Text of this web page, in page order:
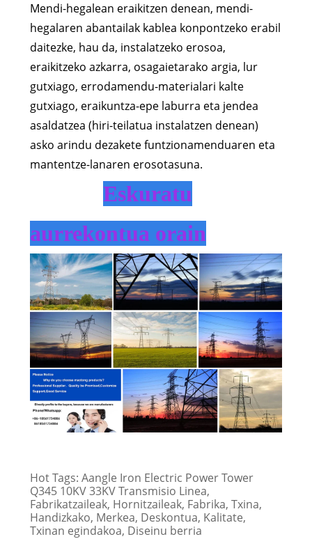
Mendi-hegalean eraikitzen denean, mendi-
hegalaren abantailak kablea konpontzeko erabil
daitezke, hau da, instalatzeko erosoa,
eraikitzeko azkarra, osagaietarako argia, lur
gutxiago, errodamendu-materialari kalte
gutxiago, eraikuntza-epe laburra eta jendea
asaldatzea (hiri-teilatua instalatzen denean)
asko arindu dezakete funtzionamenduaren eta
mantentze-lanaren erosotasuna.
Eskuratu
aurrekontua orain
Hot Tags: Aangle Iron Electric Power Tower
Q345 10KV 33KV Transmisio Linea,
Fabrikatzaileak, Hornitzaileak, Fabrika, Txina,
Handizkako, Merkea, Deskontua, Kalitate,
Txinan egindakoa, Diseinu berria